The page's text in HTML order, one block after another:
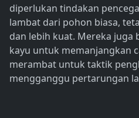
diperlukan tindakan
lambat dari pohon biasa,
dan lebih kuat. Mereka juga
kayu untuk memanjangkan
merambat untuk taktik
mengganggu pertarungan